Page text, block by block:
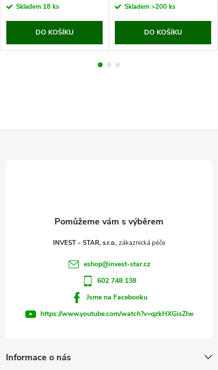
cena:Skladem 18 ks
DO KOŠÍKU
cena:Skladem >200 ks
DO KOŠÍKU
Informace o nás
INVEST - STAR, s.r.o.
eshop@invest-star.cz
602 748 138
Jsme na Facebooku
https://www.youtube.com/watch?v=qzkHXGisZIw